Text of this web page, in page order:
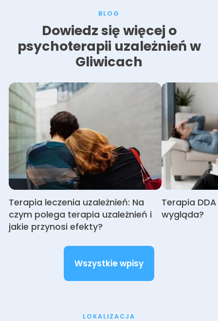
BLOG
Dowiedz się więcej o
psychoterapii uzależnień w
Gliwicach
Terapia leczenia uzależnień: Na
czym polega terapia uzależnień i
jakie przynosi efekty?
Terapia
wygląda?
Wszystkie wpisy
LOKALIZACJA